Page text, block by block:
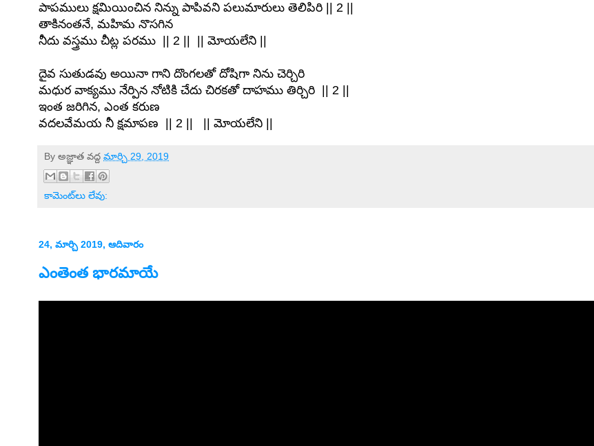
పాపములు క్షమియించిన నిన్ను పాపివని పలుమారులు తెలిపిరి || 2 ||
తాకినంతనే, మహిమ నొసగిన
నీదు వస్త్రము చీట్ల పరము || 2 || || మోయలేని ||
దైవ సుతుడవు అయినా గాని దొంగలతో దోషిగా నిను చెర్చిరి
మధుర వాక్యము నేర్పిన నోటికి చేదు చిరకతో దాహము తిర్చిరి || 2 ||
ఇంత జరిగిన, ఎంత కరుణ
వదలవేమయ నీ క్షమాపణ || 2 || || మోయలేని ||
By అజ్ఞాత వద్ద మార్చి 29, 2019
కామెంట్‌లు లేవు:
24, మార్చి 2019, ఆదివారం
ఎంతెంత భారమాయే